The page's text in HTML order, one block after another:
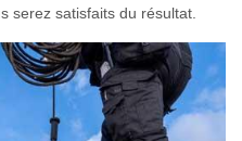
serez satisfaits du résultat.